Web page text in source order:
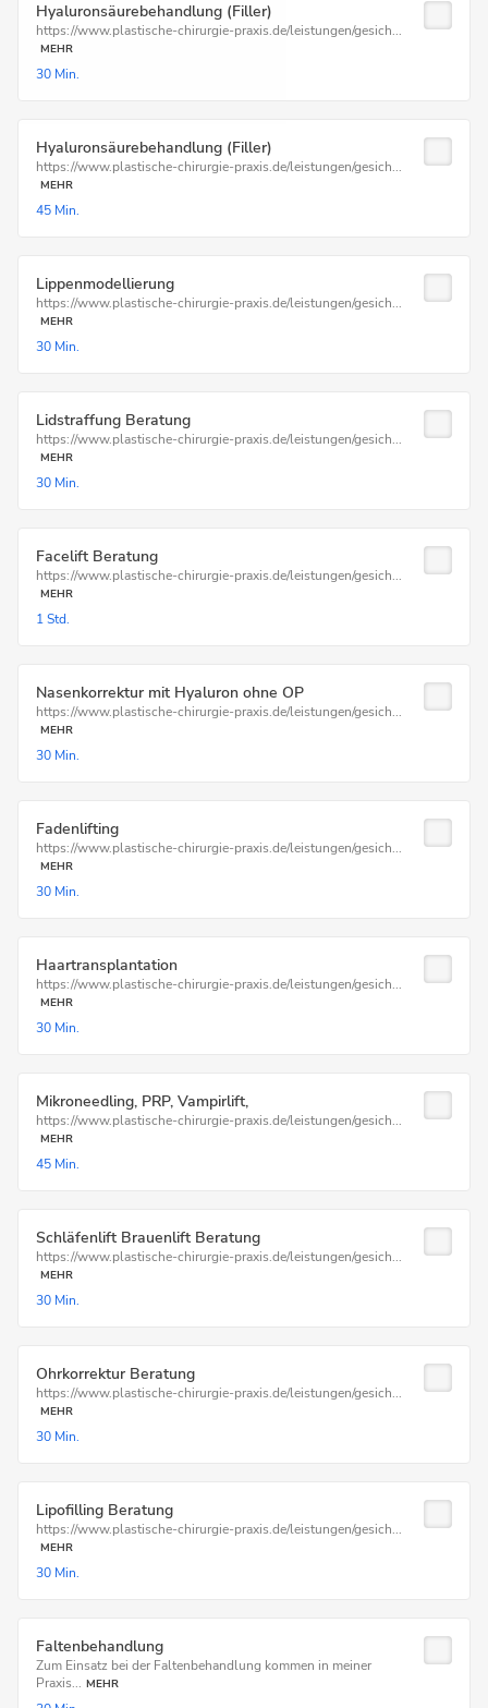
Hyaluronsäurebehandlung (Filler)
https://www.plastische-chirurgie-praxis.de/leistungen/gesich...
MEHR
30 Min.
Hyaluronsäurebehandlung (Filler)
https://www.plastische-chirurgie-praxis.de/leistungen/gesich...
MEHR
45 Min.
Lippenmodellierung
https://www.plastische-chirurgie-praxis.de/leistungen/gesich...
MEHR
30 Min.
Lidstraffung Beratung
https://www.plastische-chirurgie-praxis.de/leistungen/gesich...
MEHR
30 Min.
Facelift Beratung
https://www.plastische-chirurgie-praxis.de/leistungen/gesich...
MEHR
1 Std.
Nasenkorrektur mit Hyaluron ohne OP
https://www.plastische-chirurgie-praxis.de/leistungen/gesich...
MEHR
30 Min.
Fadenlifting
https://www.plastische-chirurgie-praxis.de/leistungen/gesich...
MEHR
30 Min.
Haartransplantation
https://www.plastische-chirurgie-praxis.de/leistungen/gesich...
MEHR
30 Min.
Mikroneedling, PRP, Vampirlift,
https://www.plastische-chirurgie-praxis.de/leistungen/gesich...
MEHR
45 Min.
Schläfenlift Brauenlift Beratung
https://www.plastische-chirurgie-praxis.de/leistungen/gesich...
MEHR
30 Min.
Ohrkorrektur Beratung
https://www.plastische-chirurgie-praxis.de/leistungen/gesich...
MEHR
30 Min.
Lipofilling Beratung
https://www.plastische-chirurgie-praxis.de/leistungen/gesich...
MEHR
30 Min.
Faltenbehandlung
Zum Einsatz bei der Faltenbehandlung kommen in meiner
Praxis... MEHR